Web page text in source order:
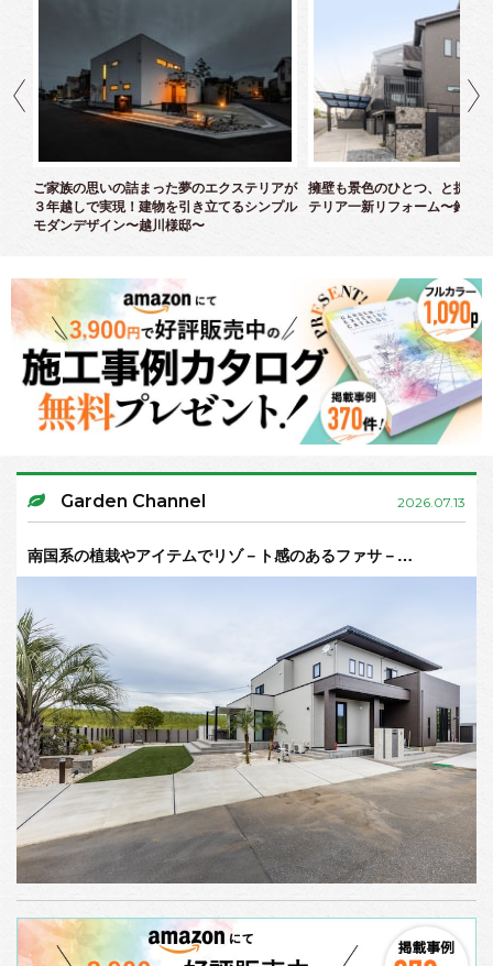
ご家族の思いの詰まった夢のエクステリアが
３年越しで実現！建物を引き立てるシンプル
モダンデザイン〜越川様邸〜
擁壁も景色のひとつ、と捉え
テリア一新リフォーム〜鈴木
Garden Channel 2026.07.13
南国系の植栽やアイテムでリゾ－ト感のあるファサ－…